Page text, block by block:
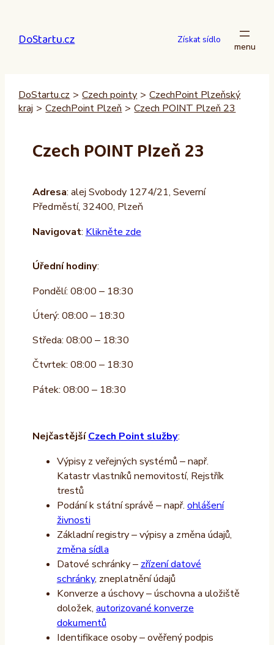
obsah
DoStartu.cz Získat sídlo
DoStartu.cz > Czech pointy > CzechPoint Plzeňský
kraj > CzechPoint Plzeň > Czech POINT Plzeň 23
Czech POINT Plzeň 23
Adresa: alej Svobody 1274/21, Severní
Předměstí, 32400, Plzeň
Navigovat: Klikněte zde
Úřední hodiny:
Pondělí: 08:00 – 18:30
Úterý: 08:00 – 18:30
Středa: 08:00 – 18:30
Čtvrtek: 08:00 – 18:30
Pátek: 08:00 – 18:30
NejčastějšíCzech Point služby:
Výpisy z veřejných systémů – např.
Katastr vlastníků nemovitostí, Rejstřík
trestů
Podání k státní správě – např. ohlášení
živnosti
Základní registry – výpisy a změna údajů,
změna sídla
Datové schránky – zřízení datové
schránky, zneplatnění údajů
Konverze a úschovy – úschovna a uložiště
doložek, autorizované konverze
dokumentů
Identifikace osoby – ověřený podpis